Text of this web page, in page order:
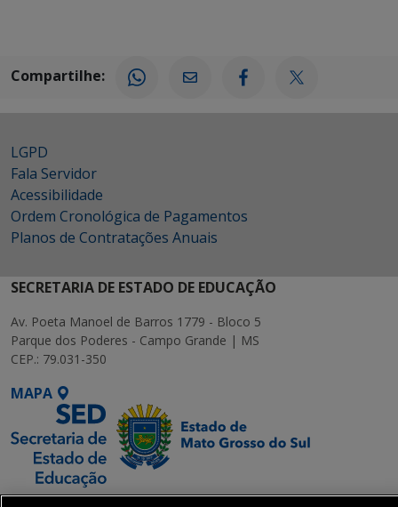
Compartilhe:
LGPD
Fala Servidor
Acessibilidade
Ordem Cronológica de Pagamentos
Planos de Contratações Anuais
SECRETARIA DE ESTADO DE EDUCAÇÃO
Av. Poeta Manoel de Barros 1779 - Bloco 5
Parque dos Poderes - Campo Grande | MS
CEP.: 79.031-350
MAPA